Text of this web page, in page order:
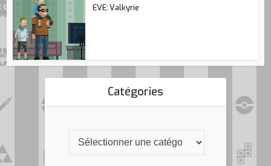
EVE: Valkyrie
Catégories